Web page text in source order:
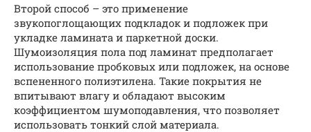
Второй способ – это применение
звукопоглощающих подкладок и подложек при
укладке ламината и паркетной доски.
Шумоизоляция пола под ламинат предполагает
использование пробковых или подложек, на основе
вспененного полиэтилена. Такие покрытия не
впитывают влагу и обладают высоким
коэффициентом шумоподавления, что позволяет
использовать тонкий слой материала.